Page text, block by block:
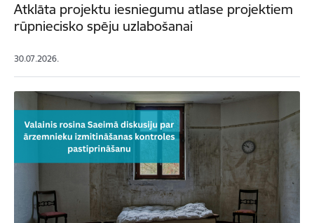
Atklāta projektu iesniegumu atlase projektiem
rūpniecisko spēju uzlabošanai
30.07.2026.